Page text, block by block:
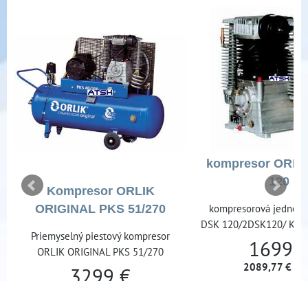
Kompresor ORLIK
ORIGINAL PKS 51/270
Priemyselný piestový kompresor
ORLIK ORIGINAL PKS 51/270
kompresor
120
kompresorová
DSK 120/2DSK120/
1699
2089,77 €